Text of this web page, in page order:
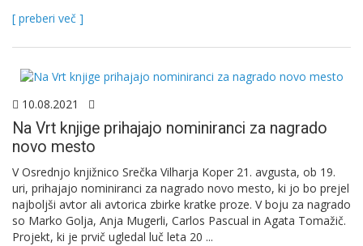
[ preberi več ]
10.08.2021
Na Vrt knjige prihajajo nominiranci za nagrado
novo mesto
V Osrednjo knjižnico Srečka Vilharja Koper 21. avgusta, ob 19.
uri, prihajajo nominiranci za nagrado novo mesto, ki jo bo prejel
najboljši avtor ali avtorica zbirke kratke proze. V boju za nagrado
so Marko Golja, Anja Mugerli, Carlos Pascual in Agata Tomažič.
Projekt, ki je prvič ugledal luč leta 20 ...